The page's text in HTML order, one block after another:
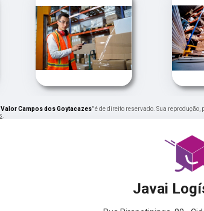
Campos dos Goytacazes" é de direito reservado. Sua
Javai